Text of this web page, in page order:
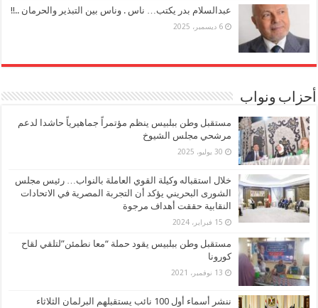
عبدالسلام بدر يكتب… ناس . وناس بين التبذير والحرمان ..!!
6 ديسمبر، 2025
أحزاب ونواب
مستقبل وطن ببلبيس ينظم مؤتمراً جماهيرياً حاشدا لدعم
مرشحي مجلس الشيوخ
30 يوليو، 2025
خلال استقباله وكيلة القوي العاملة بالنواب… رئيس مجلس
الشورى البحريني يؤكد أن التجربة المصرية في الاتحادات
النقابية حققت أهداف مرجوة
15 فبراير، 2024
مستقبل وطن ببلبيس يقود حملة “معا نطمئن”لتلقي لقاح
كورونا
13 نوفمبر، 2021
ننشر أسماء أول 100 نائب يستقبلهم البرلمان الثلاثاء